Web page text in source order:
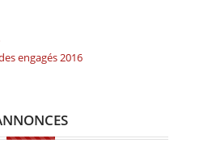
engagés 2016